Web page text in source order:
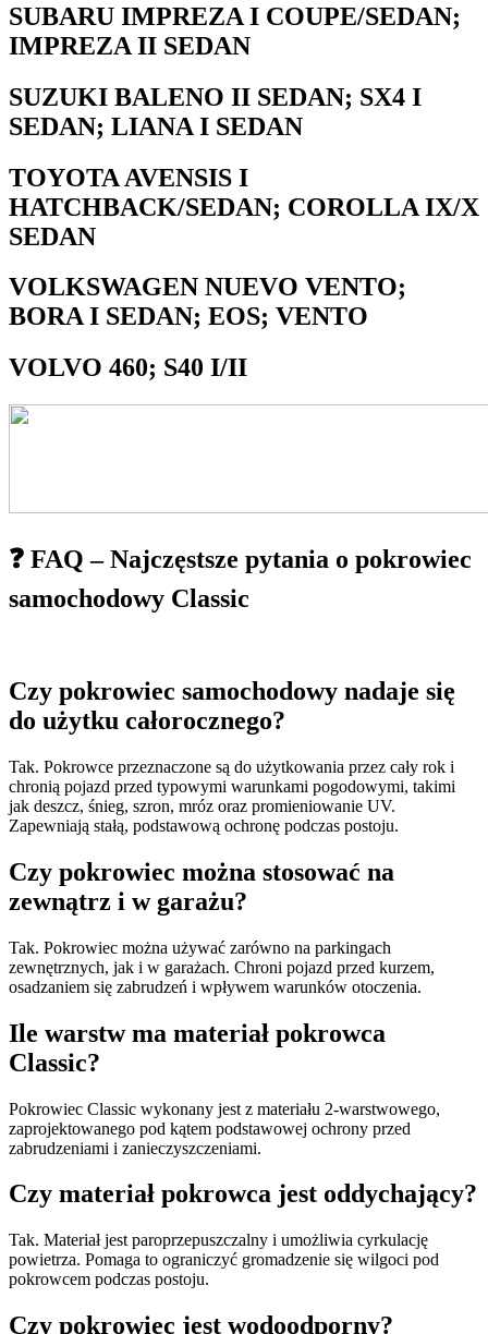
SUBARU IMPREZA I COUPE/SEDAN;
IMPREZA II SEDAN
SUZUKI BALENO II SEDAN; SX4 I
SEDAN; LIANA I SEDAN
TOYOTA AVENSIS I
HATCHBACK/SEDAN; COROLLA IX/X
SEDAN
VOLKSWAGEN NUEVO VENTO;
BORA I SEDAN; EOS; VENTO
VOLVO 460; S40 I/II
❓ FAQ – Najczęstsze pytania o pokrowiec
samochodowy Classic
Czy pokrowiec samochodowy nadaje się
do użytku całorocznego?
Tak. Pokrowce przeznaczone są do użytkowania przez cały rok i
chronią pojazd przed typowymi warunkami pogodowymi, takimi
jak deszcz, śnieg, szron, mróz oraz promieniowanie UV.
Zapewniają stałą, podstawową ochronę podczas postoju.
Czy pokrowiec można stosować na
zewnątrz i w garażu?
Tak. Pokrowiec można używać zarówno na parkingach
zewnętrznych, jak i w garażach. Chroni pojazd przed kurzem,
osadzaniem się zabrudzeń i wpływem warunków otoczenia.
Ile warstw ma materiał pokrowca
Classic?
Pokrowiec Classic wykonany jest z materiału 2-warstwowego,
zaprojektowanego pod kątem podstawowej ochrony przed
zabrudzeniami i zanieczyszczeniami.
Czy materiał pokrowca jest oddychający?
Tak. Materiał jest paroprzepuszczalny i umożliwia cyrkulację
powietrza. Pomaga to ograniczyć gromadzenie się wilgoci pod
pokrowcem podczas postoju.
Czy pokrowiec jest wodoodporny?